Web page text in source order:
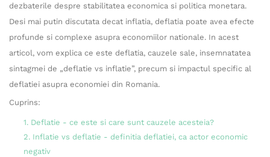
dezbaterile despre stabilitatea economica si politica monetara.
Desi mai putin discutata decat inflatia, deflatia poate avea efecte
profunde si complexe asupra economiilor nationale. In acest
articol, vom explica ce este deflatia, cauzele sale, insemnatatea
sintagmei de „deflatie vs inflatie”, precum si impactul specific al
deflatiei asupra economiei din Romania.
Cuprins:
1. Deflatie - ce este si care sunt cauzele acesteia?
2. Inflatie vs deflatie - definitia deflatiei, ca actor economic
negativ